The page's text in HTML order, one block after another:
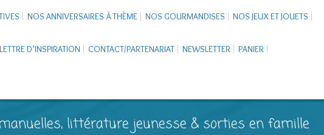
NOS ANNIVERSAIRES À THÈME NOS GOURMANDISES NOS JEUX ET JOUETS
D’INSPIRATION CONTACT/PARTENARIAT NEWSLETTER PANIER
littérature jeunesse & sorties en famille